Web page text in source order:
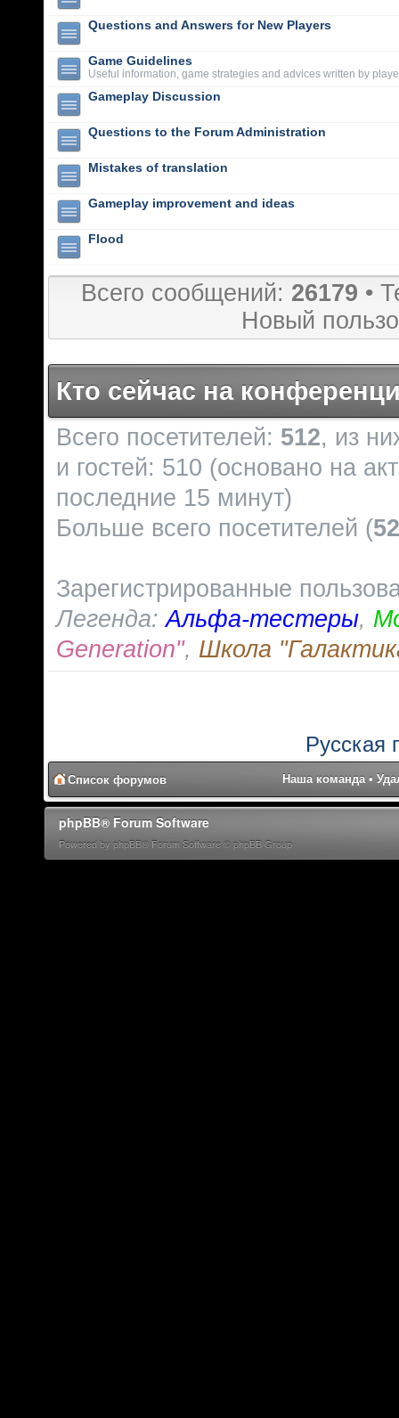
Questions and Answers for New Players
Game Guidelines
Useful information, game strategies and advices written by
Gameplay Discussion
Questions to the Forum Administration
Mistakes of translation
Gameplay improvement and ideas
Flood
Всего сообщений: 26179 •
Новый
Кто сейчас на
Всего посетителей: 512, из
и гостей: 510 (основано на
последние 15 минут)
Больше всего посетителей (
Зарегистрированные
Легенда:Альфа-тестеры,
Generation", Школа
Русская
Список форумов Наша команда•
phpBB® Forum Software
Powered by phpBB® Forum Software © phpBB Group